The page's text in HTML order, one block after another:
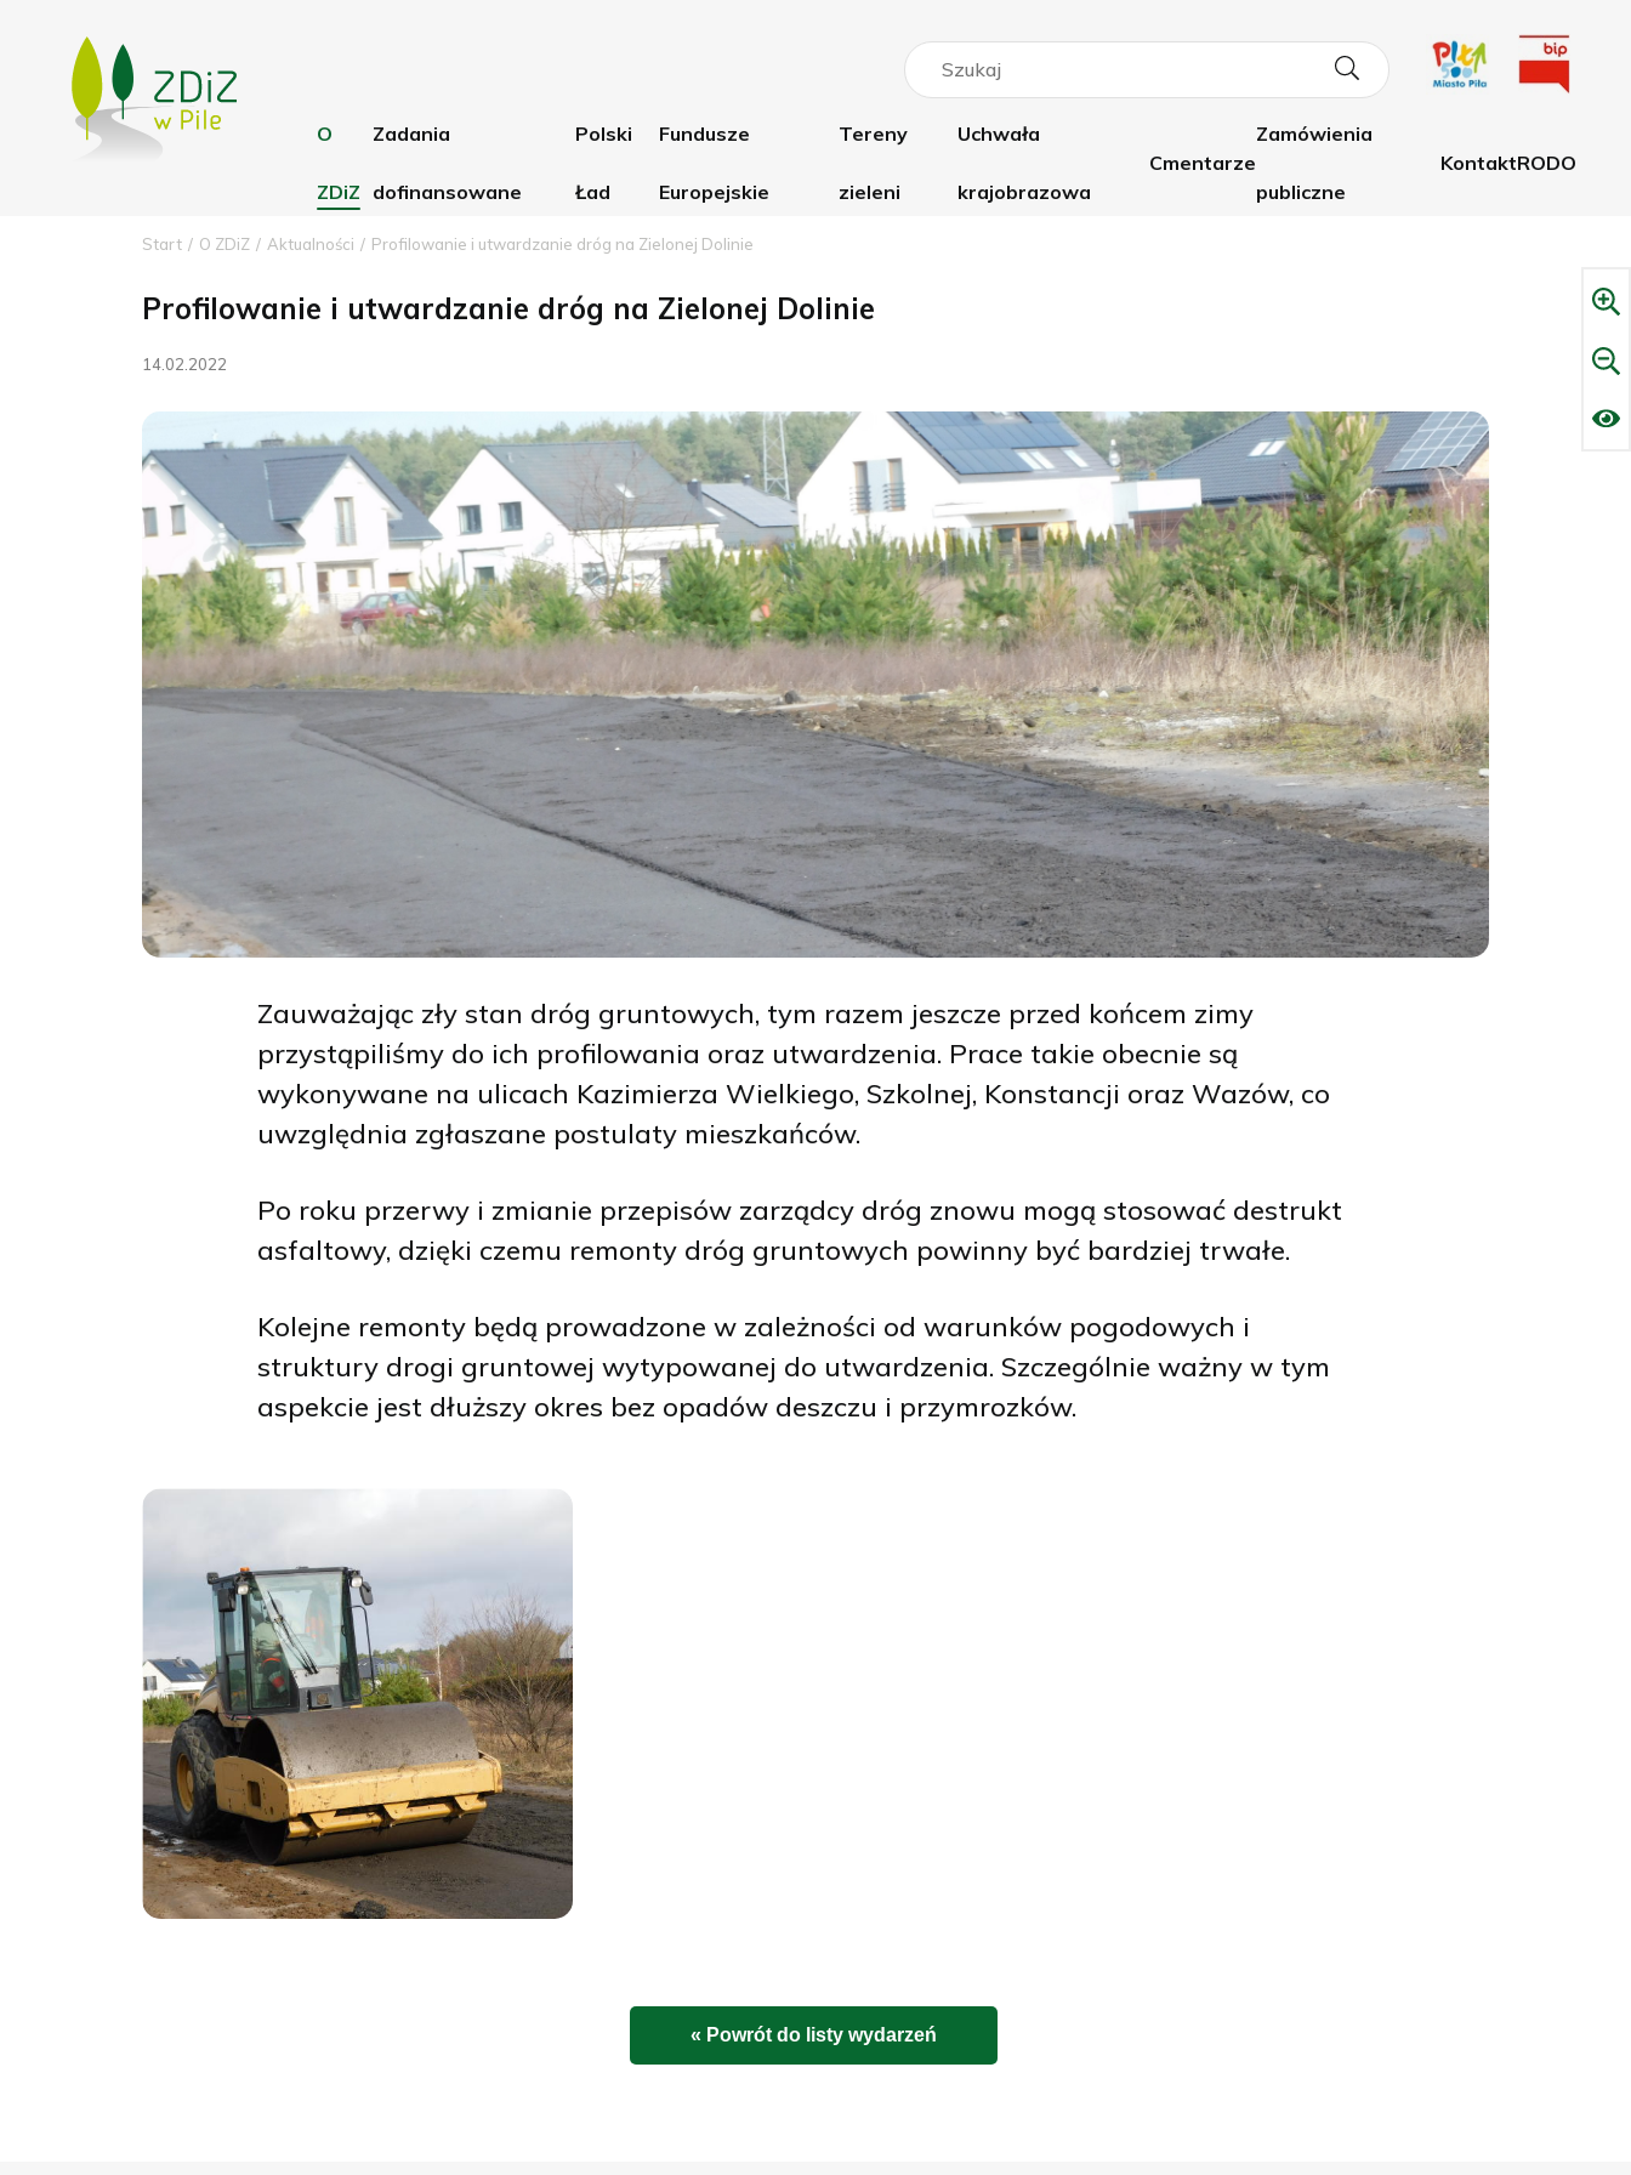
O
ZDiZ
Statut
Rachunki bankowe
Zadania
dofinansowane
PFRON
dla Wielkopolski
Polski
Ład
Pile
Fundusze
Europejskie
Wielkopolski 2021-2027
Terytorialne
Tereny
zieleni
Uchwała
krajobrazowa
Cmentarze
Zamówienia
publiczne
KontaktRODO
Start O ZDiZ Aktualności Profilowanie i utwardzanie dróg na Zielonej Dolinie
Profilowanie i utwardzanie dróg na Zielonej Dolinie
14.02.2022
Zauważając zły stan dróg gruntowych, tym razem jeszcze przed końcem zimy
przystąpiliśmy do ich profilowania oraz utwardzenia. Prace takie obecnie są
wykonywane na ulicach Kazimierza Wielkiego, Szkolnej, Konstancji oraz Wazów, co
uwzględnia zgłaszane postulaty mieszkańców.
Po roku przerwy i zmianie przepisów zarządcy dróg znowu mogą stosować destrukt
asfaltowy, dzięki czemu remonty dróg gruntowych powinny być bardziej trwałe.
Kolejne remonty będą prowadzone w zależności od warunków pogodowych i
struktury drogi gruntowej wytypowanej do utwardzenia. Szczególnie ważny w tym
aspekcie jest dłuższy okres bez opadów deszczu i przymrozków.
« Powrót do listy wydarzeń